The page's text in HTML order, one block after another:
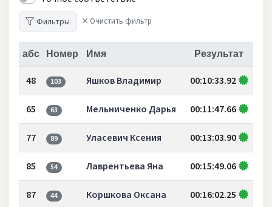
Фильтры Очистить фильтр
абс Номер Имя Результат
48 103 Яшков Владимир 00:10:33.92
65 63 Мельниченко Дарья 00:11:47.66
77 89 Уласевич Ксения 00:13:03.90
85 54 Лаврентьева Яна 00:15:49.06
87 44 Коршкова Оксана 00:16:02.25